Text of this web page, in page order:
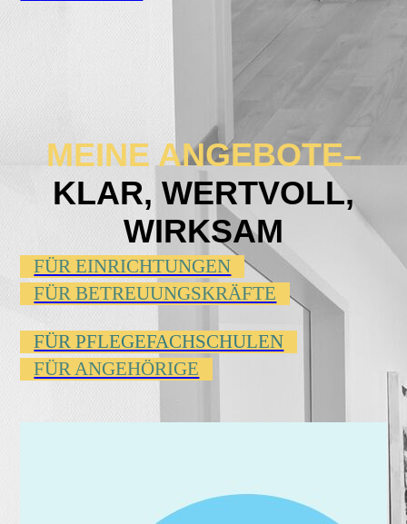
MEINE ANGEBOTE–
KLAR, WERTVOLL,
WIRKSAM
FÜR EINRICHTUNGEN
FÜR BETREUUNGSKRÄFTE
FÜR PFLEGEFACHSCHULEN
FÜR ANGEHÖRIGE